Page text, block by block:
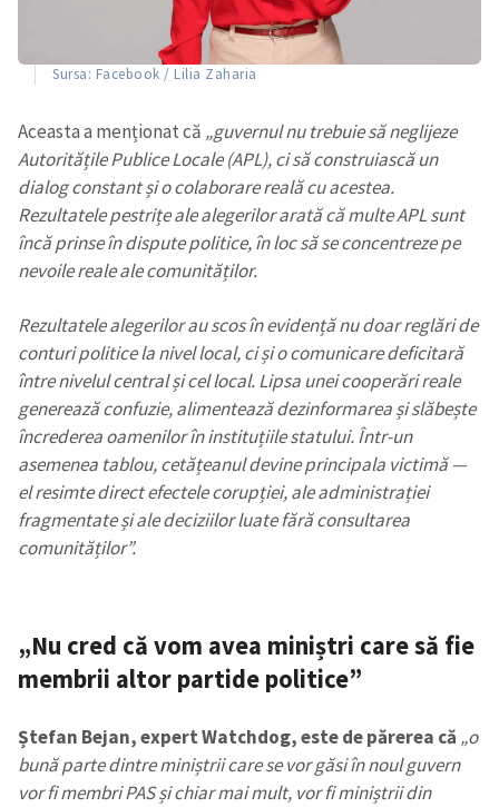
Sursa: Facebook / Lilia Zaharia
Aceasta a menționat că „guvernul nu trebuie să neglijeze
Autoritățile Publice Locale (APL), ci să construiască un
dialog constant și o colaborare reală cu acestea.
Rezultatele pestrițe ale alegerilor arată că multe APL sunt
încă prinse în dispute politice, în loc să se concentreze pe
nevoile reale ale comunităților.
Rezultatele alegerilor au scos în evidență nu doar reglări de
conturi politice la nivel local, ci și o comunicare deficitară
între nivelul central și cel local. Lipsa unei cooperări reale
generează confuzie, alimentează dezinformarea și slăbește
încrederea oamenilor în instituțiile statului. Într-un
asemenea tablou, cetățeanul devine principala victimă —
el resimte direct efectele corupției, ale administrației
fragmentate și ale deciziilor luate fără consultarea
comunităților”.
„Nu cred că vom avea miniștri care să fie
membrii altor partide politice”
Ștefan Bejan, expert Watchdog, este de părerea că „o
bună parte dintre miniștrii care se vor găsi în noul guvern
vor fi membri PAS și chiar mai mult, vor fi miniștrii din